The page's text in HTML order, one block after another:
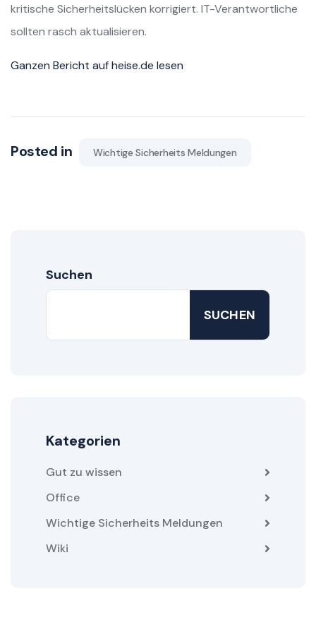
kritische Sicherheitslücken korrigiert. IT-Verantwortliche
sollten rasch aktualisieren.
Ganzen Bericht auf heise.de lesen
Posted in Wichtige Sicherheits Meldungen
Suchen
SUCHEN
Kategorien
Gut zu wissen
Office
Wichtige Sicherheits Meldungen
Wiki